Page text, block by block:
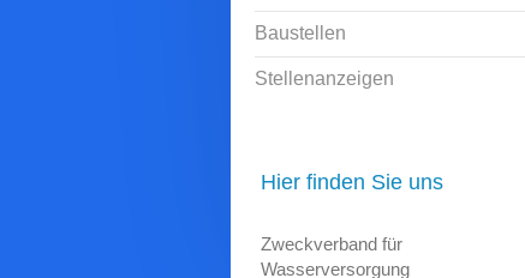
Baustellen
Stellenanzeigen
Hier finden Sie uns
Zweckverband für
Wasserversorgung